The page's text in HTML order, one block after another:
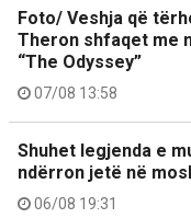
Foto/ Veshja që
Theron shfaqet me
“The Odyssey”
07/08 13:58
Shuhet legjenda e
ndërron jetë në
06/08 19:31